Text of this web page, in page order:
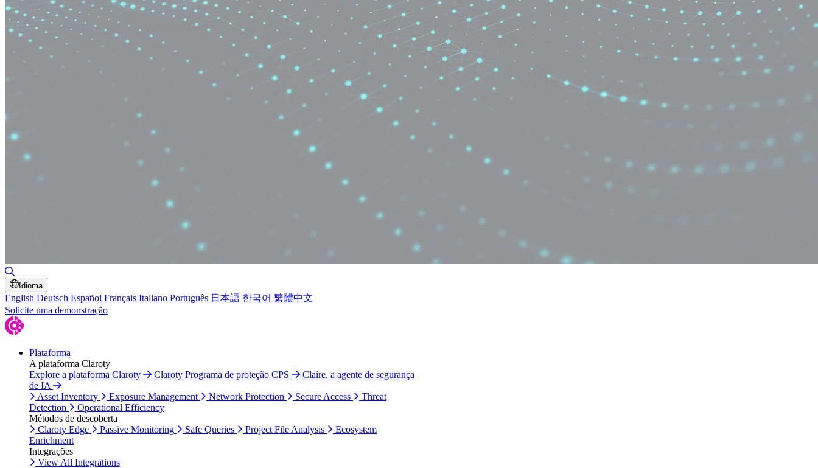
Idioma
English Deutsch Español Français Italiano Português 日本語 한국어 繁體中文
Solicite uma demonstração
Plataforma
A plataforma Claroty
Explore a plataforma Claroty
Claroty Programa de proteção CPS
Claire, a agente de segurança
de IA
Asset Inventory
Exposure Management Network Protection Secure Access
Threat
Detection
Operational Efficiency
Métodos de descoberta
Claroty Edge
Passive Monitoring Safe Queries Project File Analysis
Ecosystem
Enrichment
Integrações
View All Integrations